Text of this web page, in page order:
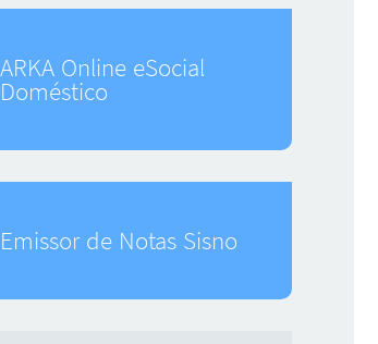
ARKA Online eSocial
Doméstico
Emissor de Notas Sisno